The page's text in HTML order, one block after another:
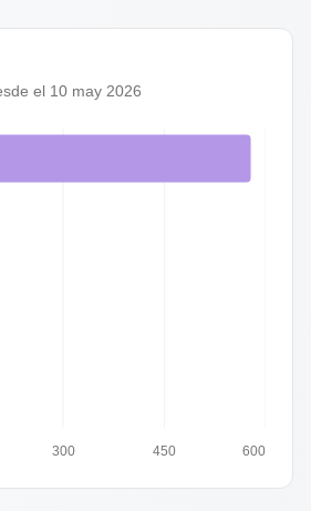
el 10 may 2026
300 450 600